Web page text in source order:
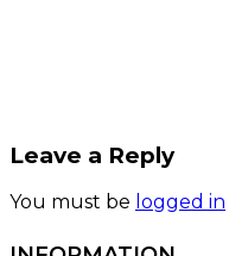
Leave a Reply
You must be logged in